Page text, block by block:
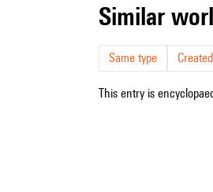
similar
Same type
This entry is